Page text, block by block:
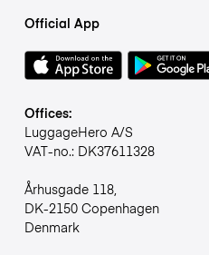
Official App
Offices:
LuggageHero A/S
VAT-no.: DK37611328
Århusgade 118,
DK-2150 Copenhagen
Denmark